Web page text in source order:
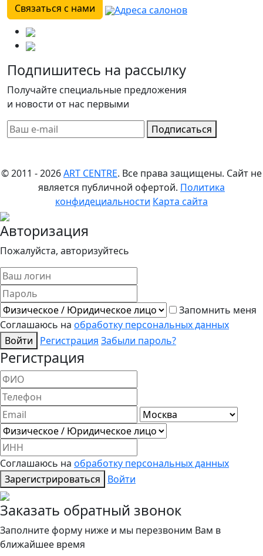
Связаться с нами
Адреса салонов
Подпишитесь на рассылку
Получайте специальные предложения
и новости от нас первыми
Подписаться
© 2011 - 2026ART CENTRE. Все права защищены. Сайт не
является публичной офертой. Политика
конфидециальности Карта сайта
Авторизация
Пожалуйста, авторизуйтесь
Запомнить меня
Соглашаюсь на обработку персональных данных
Войти
Регистрация Забыли пароль?
Регистрация
Соглашаюсь на обработку персональных данных
Зарегистрироваться
Войти
Заказать обратный звонок
Заполните форму ниже и мы перезвоним Вам в
ближайшее время